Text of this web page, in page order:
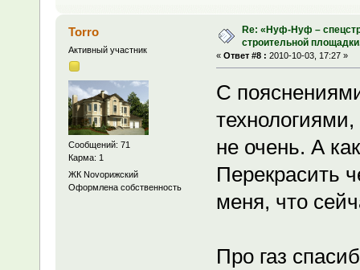
Torro
Активный участник
Сообщений: 71
Карма: 1
ЖК Novoрижский
Оформлена собственность
Re: «Нуф-Нуф –
строительной
« Ответ #8 : 2010-10-03, 17:27 »
С
технологиями,
не очень. А
Перекрасить
меня, что
Про газ